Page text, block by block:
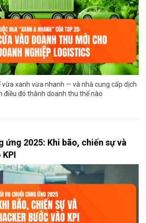
vừa xanh vừa nhanh — và nhà cung cấp dịch
điều đó thành doanh thu thế nào
ứng 2025: Khi bão, chiến sự và